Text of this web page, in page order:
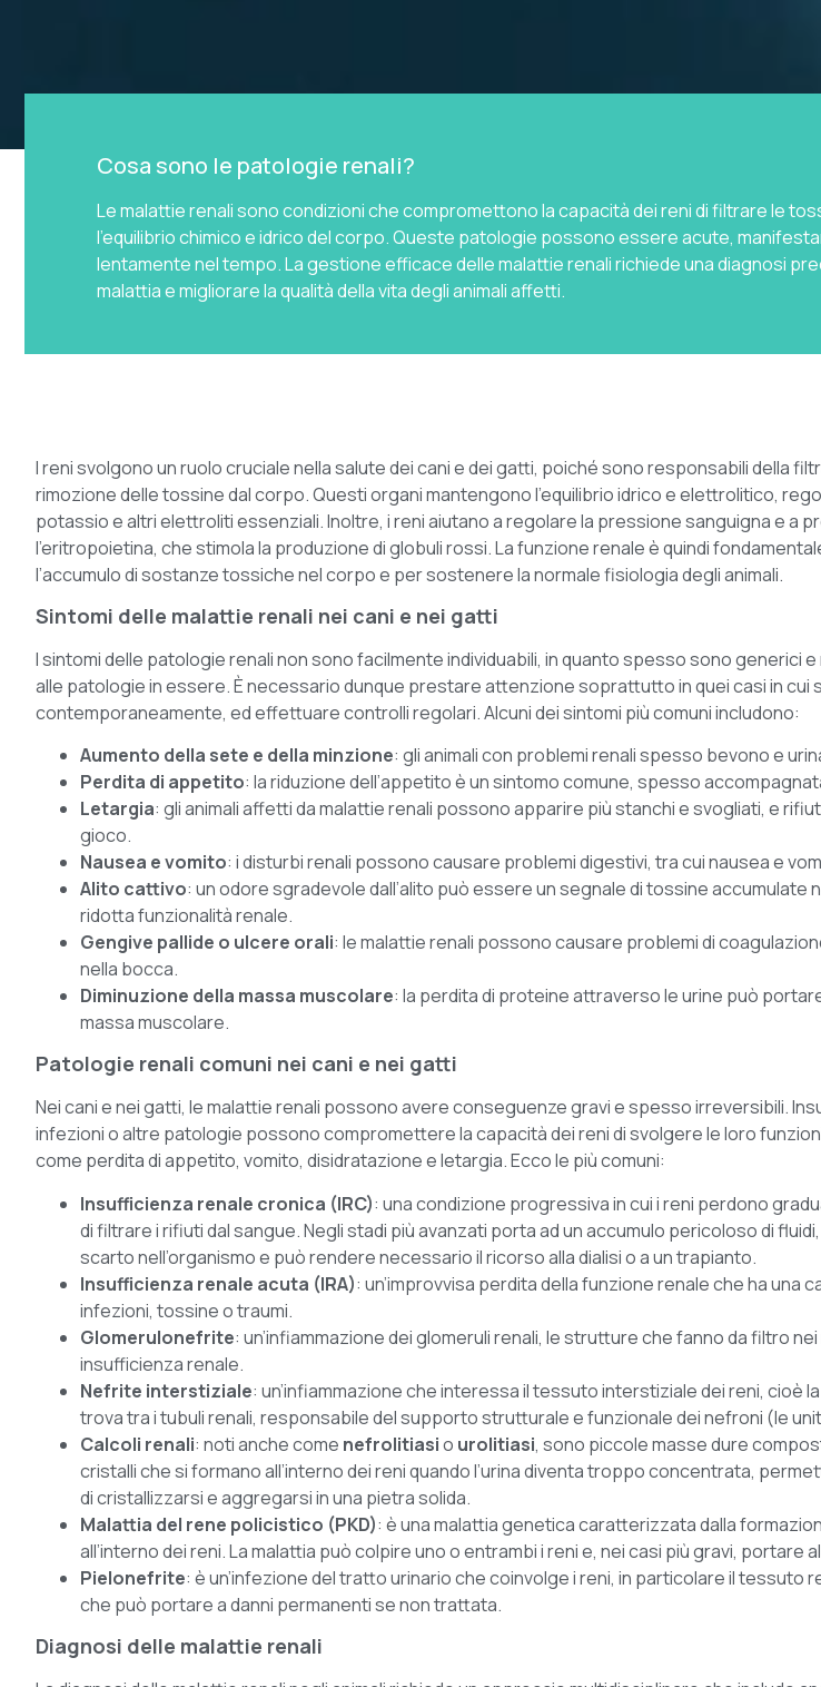
Cosa sono le patologie renali?
Le malattie renali sono condizioni che compromettono la capacità dei reni di filtrare le
l'equilibrio chimico e idrico del corpo. Queste patologie possono essere acute,
lentamente nel tempo. La gestione efficace delle malattie renali richiede una diagnosi
malattia e migliorare la qualità della vita degli animali affetti.
I reni svolgono un ruolo cruciale nella salute dei cani e dei gatti, poiché sono responsabili della
rimozione delle tossine dal corpo. Questi organi mantengono l’equilibrio idrico e elettrolitico,
potassio e altri elettroliti essenziali. Inoltre, i reni aiutano a regolare la pressione sanguigna e a
l’eritropoietina, che stimola la produzione di globuli rossi. La funzione renale è quindi
l’accumulo di sostanze tossiche nel corpo e per sostenere la normale fisiologia degli animali.
Sintomi delle malattie renali nei cani e nei gatti
I sintomi delle patologie renali non sono facilmente individuabili, in quanto spesso sono generici
alle patologie in essere. È necessario dunque prestare attenzione soprattutto in quei casi in cui
contemporaneamente, ed effettuare controlli regolari. Alcuni dei sintomi più comuni includono:
Aumento della sete e della minzione: gli animali con problemi renali spesso bevono e
Perdita di appetito: la riduzione dell’appetito è un sintomo comune, spesso
Letargia: gli animali affetti da malattie renali possono apparire più stanchi e svogliati, e
gioco.
Nausea e vomito: i disturbi renali possono causare problemi digestivi, tra cui nausea e
Alito cattivo: un odore sgradevole dall’alito può essere un segnale di tossine accumulate
ridotta funzionalità renale.
Gengive pallide o ulcere orali: le malattie renali possono causare problemi di
nella bocca.
Diminuzione della massa muscolare: la perdita di proteine attraverso le urine può
massa muscolare.
Patologie renali comuni nei cani e nei gatti
Nei cani e nei gatti, le malattie renali possono avere conseguenze gravi e spesso irreversibili.
infezioni o altre patologie possono compromettere la capacità dei reni di svolgere le loro
come perdita di appetito, vomito, disidratazione e letargia. Ecco le più comuni:
Insufficienza renale cronica (IRC): una condizione progressiva in cui i reni perdono
di filtrare i rifiuti dal sangue. Negli stadi più avanzati porta ad un accumulo pericoloso di
scarto nell’organismo e può rendere necessario il ricorso alla dialisi o a un trapianto.
Insufficienza renale acuta (IRA): un’improvvisa perdita della funzione renale che ha una
infezioni, tossine o traumi.
Glomerulonefrite: un’infiammazione dei glomeruli renali, le strutture che fanno da filtro nei
insufficienza renale.
Nefrite interstiziale: un’infiammazione che interessa il tessuto interstiziale dei reni, cioè
trova tra i tubuli renali, responsabile del supporto strutturale e funzionale dei nefroni (le
Calcoli renali: noti anche come nefrolitiasio urolitiasi, sono piccole masse dure
cristalli che si formano all’interno dei reni quando l’urina diventa troppo concentrata,
di cristallizzarsi e aggregarsi in una pietra solida.
Malattia del rene policistico (PKD): è una malattia genetica caratterizzata dalla
all’interno dei reni. La malattia può colpire uno o entrambi i reni e, nei casi più gravi, portare
Pielonefrite: è un’infezione del tratto urinario che coinvolge i reni, in particolare il tessuto
che può portare a danni permanenti se non trattata.
Diagnosi delle malattie renali